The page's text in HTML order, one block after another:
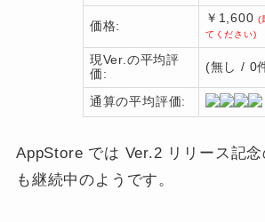
価格:
￥1,600(
てください)
現Ver.の平均評
価:
(無し / 0
通算の平均評価:
AppStore では Ver.2 リリース記
も継続中のようです。